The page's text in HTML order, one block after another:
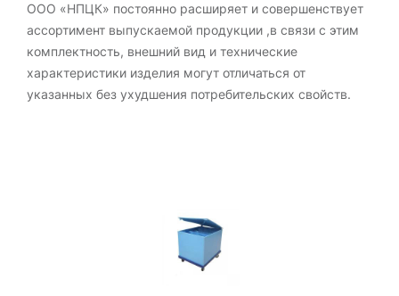
ООО «НПЦК» постоянно расширяет и совершенствует
ассортимент выпускаемой продукции ,в связи с этим
комплектность, внешний вид и технические
характеристики изделия могут отличаться от
указанных без ухудшения потребительских свойств.